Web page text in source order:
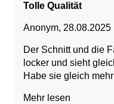
Tolle Qualität
Anonym, 28.08.2025
Der Schnitt und die
locker und sieht
Habe sie gleich
Mehr lesen